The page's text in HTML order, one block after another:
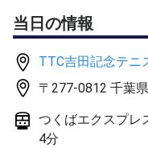
■年齢 制限は特にあり
※幅広い年代の方にプ
ルの魅力です。
■レベル 初めて体験
■持ち物：運動のでき
当日の情報
TTC吉田記念テニ
〒277-0812 千葉
つくばエクスプレ
4分